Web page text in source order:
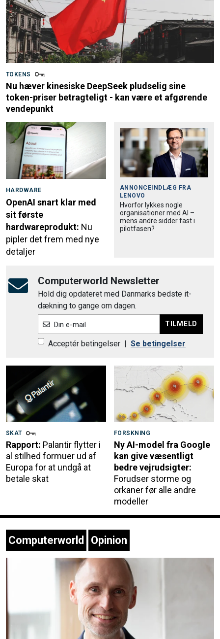
TOKENS
Nu hæver kinesiske DeepSeek pludselig sine
token-priser betragteligt - kan være et afgørende
vendepunkt
HARDWARE
OpenAI snart klar med
sit første
hardwareprodukt: Nu
pipler det frem med nye
detaljer
ANNONCEINDLÆG FRA
LENOVO
Hvorfor lykkes nogle
organisationer med AI –
mens andre sidder fast i
pilotfasen?
Computerworld Newsletter
Hold dig opdateret med Danmarks bedste it-
dækning to gange om dagen.
Din e-mail TILMELD
Acceptér betingelser | Se betingelser
SKAT
Rapport: Palantir flytter i
al stilhed formuer ud af
Europa for at undgå at
betale skat
FORSKNING
Ny AI-model fra Google
kan give væsentligt
bedre vejrudsigter:
Forudser storme og
orkaner før alle andre
modeller
Computerworld Opinion